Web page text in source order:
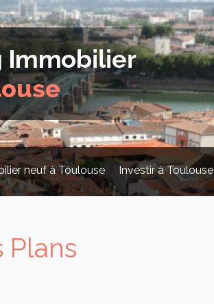
neuf à Toulouse Investir à Toulouse
Plans